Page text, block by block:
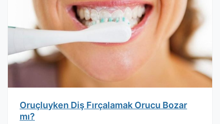
Oruçluyken Diş Fırçalamak Orucu Bozar
mı?